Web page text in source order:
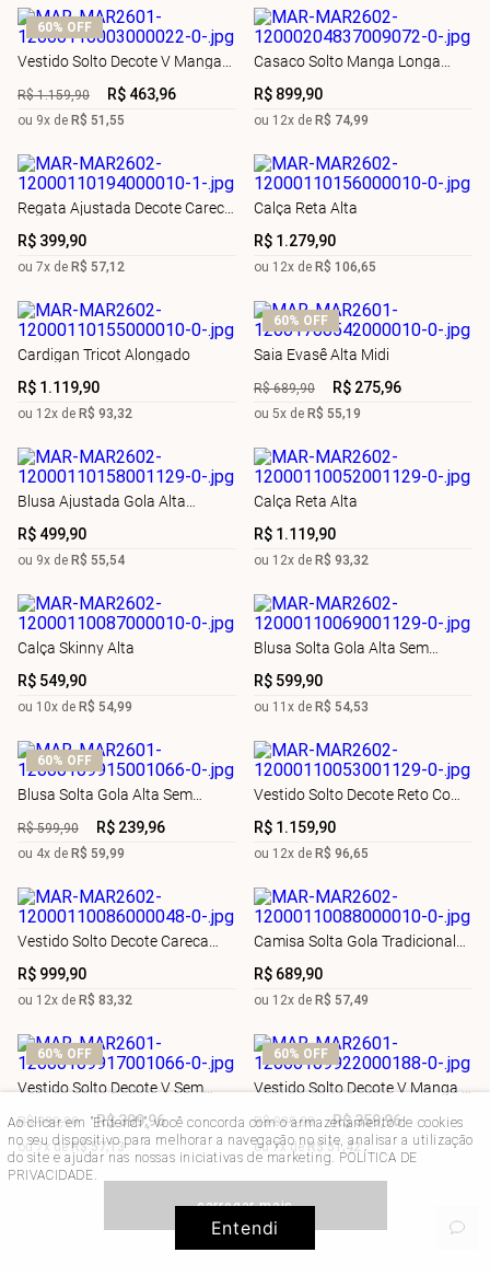
Ao clicar em "Entendi", você concorda com o armazenamento de cookies
no seu dispositivo para melhorar a navegação no site, analisar a utilização
do site e ajudar nas nossas iniciativas de marketing. POLÍTICA DE
PRIVACIDADE.
Entendi
60% OFF
Vestido Solto Decote V Manga
R$ 1.159,90 R$ 463,96
ou 9x de R$ 51 ,55
Casaco Solto Manga Longa
R$ 899,90
ou 12x de R$ 74,99
Regata Ajustada Decote Careca
R$ 399,90
ou 7x de R$ 57,12
Calça Reta Alta
R$ 1 .279,90
ou 12x de R$ 106,65
Cardigan Tricot Alongado
R$ 1 .119,90
ou 12x de R$ 93,32
60% OFF
Saia Evasê Alta Midi
R$ 689,90 R$ 275,96
ou 5x de R$ 55,19
Blusa Ajustada Gola Alta
R$ 499,90
ou 9x de R$ 55,54
Calça Reta Alta
R$ 1 .119,90
ou 12x de R$ 93,32
Calça Skinny Alta
R$ 549,90
ou 10x de R$ 54,99
Blusa Solta Gola Alta Sem
R$ 599,90
ou 11 x de R$ 54,53
60% OFF
Blusa Solta Gola Alta Sem
R$ 599,90 R$ 239,96
ou 4x de R$ 59,99
Vestido Solto Decote Reto Com
R$ 1 .159,90
ou 12x de R$ 96,65
Vestido Solto Decote Careca
R$ 999,90
ou 12x de R$ 83,32
Camisa Solta Gola Tradicional
R$ 689,90
ou 12x de R$ 57,49
60% OFF
Vestido Solto Decote V Sem
R$ 999,90 R$399,96
ou7x deR$ 57,13
60% OFF
Vestido Solto Decote V Manga 7
R$ 899,90 R$359,96
ou7x deR$ 51,42